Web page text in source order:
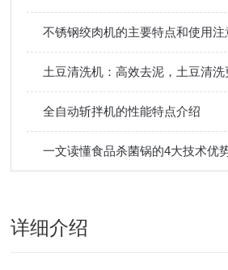
不锈钢绞肉机的主要特点和使用注
土豆清洗机：高效去泥，土豆清洗
全自动斩拌机的性能特点介绍
一文读懂食品杀菌锅的4大技术优
详细介绍